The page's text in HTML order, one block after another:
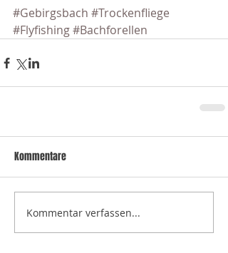
#Gebirgsbach #Trockenfliege
#Flyfishing#Bachforellen
Kommentare
Kommentar verfassen...